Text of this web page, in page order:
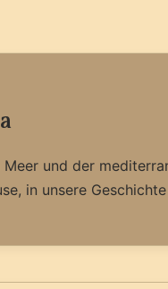
und der
in unsere